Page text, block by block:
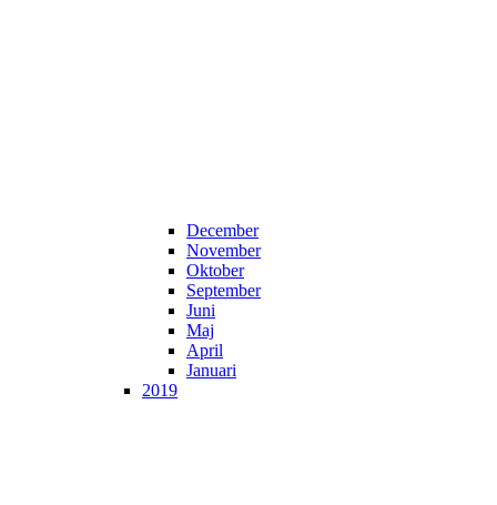
December
November
Oktober
September
Juni
Maj
April
Januari
2019